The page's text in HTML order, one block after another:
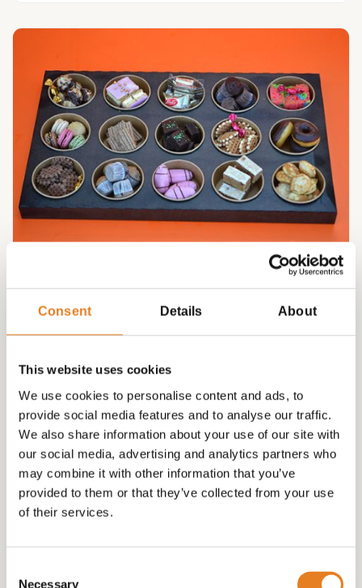
Consent Details About
This website uses cookies
We use cookies to personalise content and ads, to
provide social media features and to analyse our traffic.
We also share information about your use of our site with
our social media, advertising and analytics partners who
may combine it with other information that you’ve
provided to them or that they’ve collected from your use
of their services.
Necessary
DESSERT BITES! leuke schaal
€